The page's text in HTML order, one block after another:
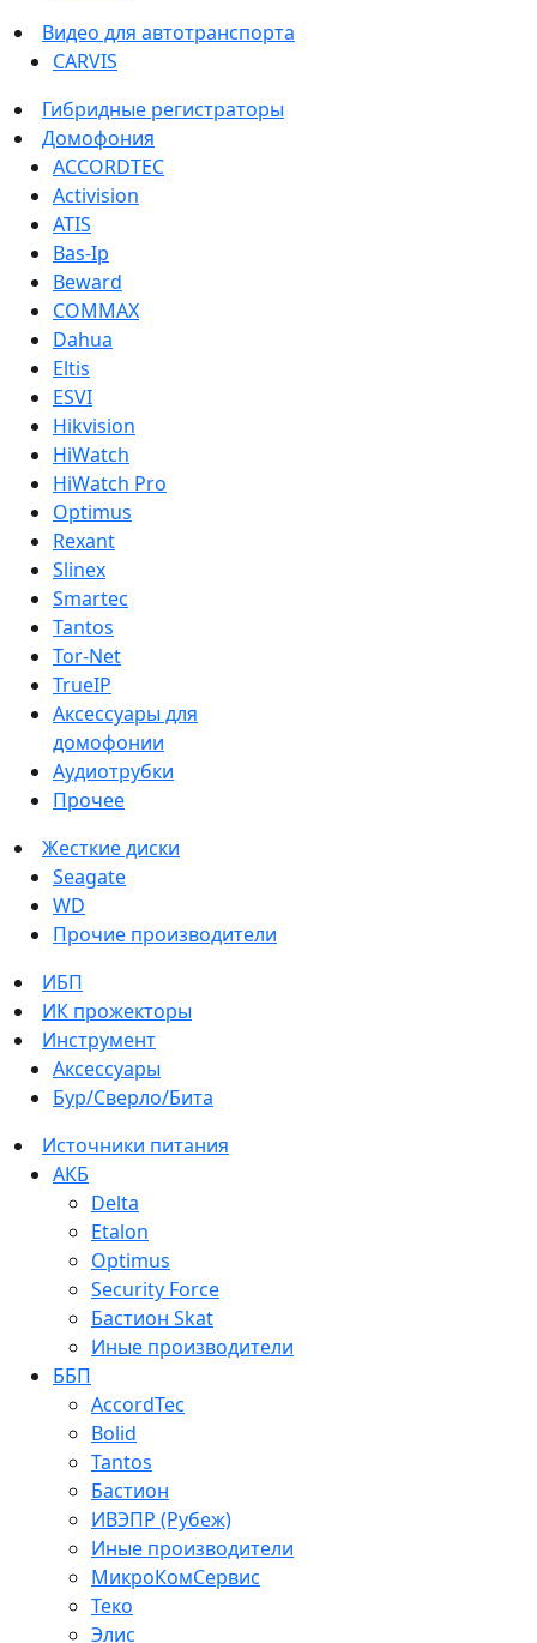
Видео для автотранспорта
CARVIS
Гибридные регистраторы
Домофония
ACCORDTEC
Activision
ATIS
Bas-Ip
Beward
COMMAX
Dahua
Eltis
ESVI
Hikvision
HiWatch
HiWatch Pro
Optimus
Rexant
Slinex
Smartec
Tantos
Tor-Net
TrueIP
Аксессуары для
домофонии
Аудиотрубки
Прочее
Жесткие диски
Seagate
WD
Прочие производители
ИБП
ИК прожекторы
Инструмент
Аксессуары
Бур/Сверло/Бита
Источники питания
АКБ
Delta
Etalon
Optimus
Security Force
Бастион Skat
Иные производители
ББП
AccordTec
Bolid
Tantos
Бастион
ИВЭПР (Рубеж)
Иные производители
МикроКомСервис
Теко
Элис